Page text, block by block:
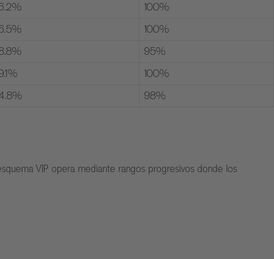
100%
100%
95%
100%
98%
VIP opera mediante rangos progresivos donde los